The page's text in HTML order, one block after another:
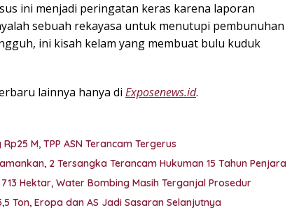
ini menjadi peringatan keras karena laporan
sebuah rekayasa untuk menutupi pembunuhan
ini kisah kelam yang membuat bulu kuduk
lainnya hanya di Exposenews.id.
M, TPP ASN Terancam Tergerus
2 Tersangka Terancam Hukuman 15 Tahun Penjara
Hektar, Water Bombing Masih Terganjal Prosedur
Ton, Eropa dan AS Jadi Sasaran Selanjutnya